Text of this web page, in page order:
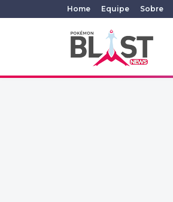
Home Equipe Sobre